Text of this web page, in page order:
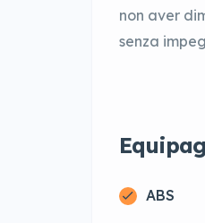
non aver
senza
ABS